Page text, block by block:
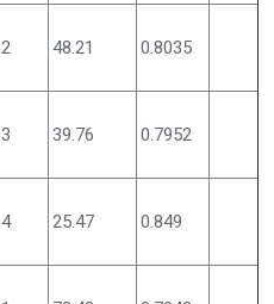
2 48.21 0.8035
3 39.76 0.7952
4 25.47 0.849